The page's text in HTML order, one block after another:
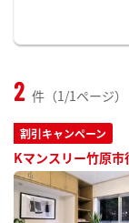
2 件（1/1ページ）
割引キャンペーン
Kマンスリー竹原